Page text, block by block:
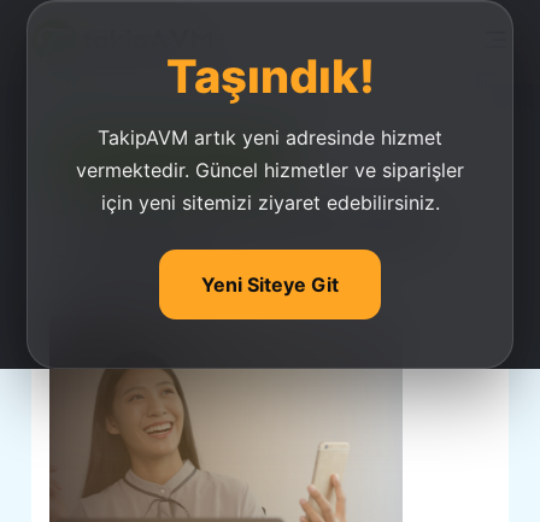
Taşındık!
TakipAVM artık yeni adresinde hizmet
vermektedir. Güncel hizmetler ve siparişler
için yeni sitemizi ziyaret edebilirsiniz.
Yeni Siteye Git
Ucuz Takipçi Satın Al
Takipavm Genel Site
İçerikleri